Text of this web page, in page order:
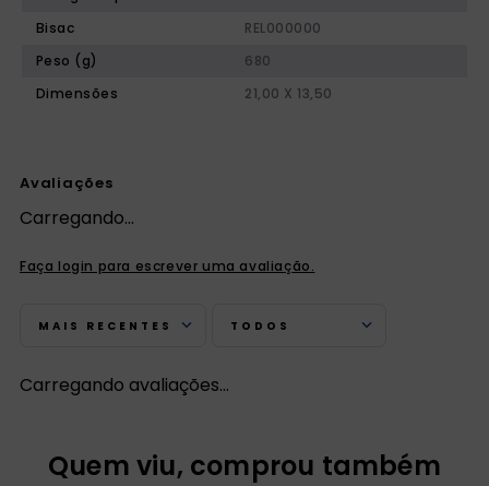
Bisac
REL000000
Peso (g)
680
Dimensões
21,00 X 13,50
Avaliações
Carregando…
Faça login para escrever uma avaliação.
MAIS RECENTES TODOS
Carregando avaliações…
Quem viu, comprou também